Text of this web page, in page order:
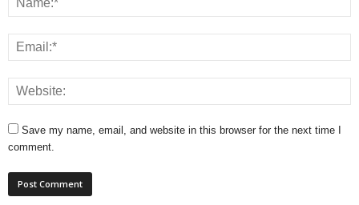
Save my name, email, and website in this browser for the next time I
comment.